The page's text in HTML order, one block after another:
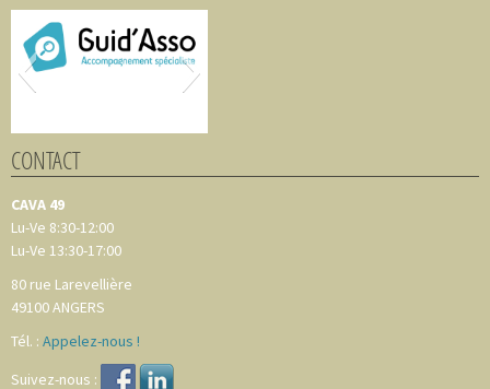
CONTACT
CAVA 49
Lu-Ve 8:30-12:00
Lu-Ve 13:30-17:00
80 rue Larevellière
49100ANGERS
Tél. : Appelez-nous !
Suivez-nous :